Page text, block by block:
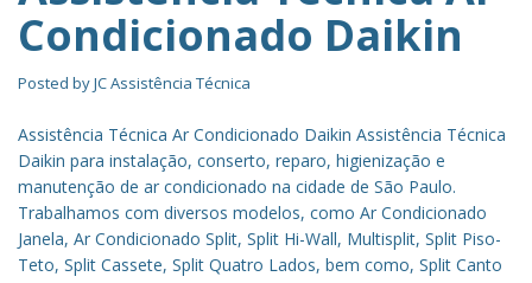
Condicionado Daikin
Posted byJC Assistência Técnica
Assistência Técnica Ar Condicionado Daikin Assistência Técnica
Daikin para instalação, conserto, reparo, higienização e
manutenção de ar condicionado na cidade de São Paulo.
Trabalhamos com diversos modelos, como Ar Condicionado
Janela, Ar Condicionado Split, Split Hi-Wall, Multisplit, Split Piso-
Teto, Split Cassete, Split Quatro Lados, bem como, Split Canto